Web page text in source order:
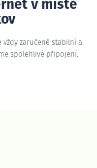
v místě
zaručeně stabilní a
spolehlivé připojení.